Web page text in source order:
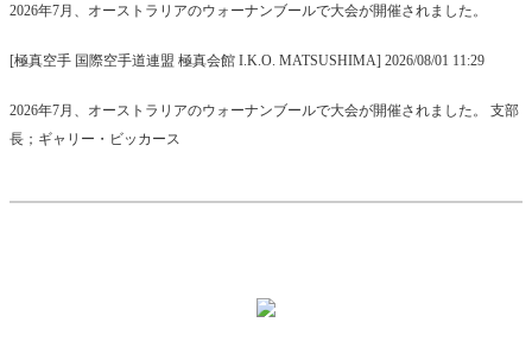
2026年7月、オーストラリアのウォーナンブールで大会が開催されました。
[極真空手 国際空手道連盟 極真会館 I.K.O. MATSUSHIMA] 2026/08/01 11:29
2026年7月、オーストラリアのウォーナンブールで大会が開催されました。 支部
長；ギャリー・ビッカース